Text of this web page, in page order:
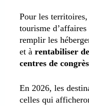
Pour les
tourisme
remplir les
et à rentabiliser
centres de congrès
En 2026, les
celles qui